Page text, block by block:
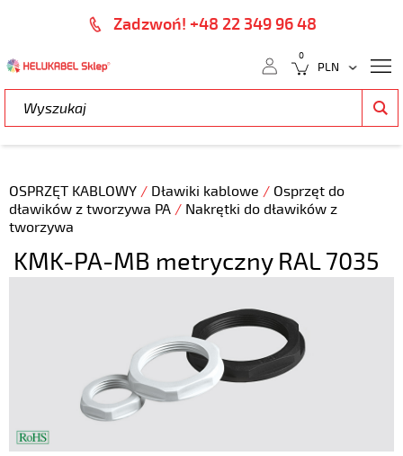
Zadzwoń! +48 22 349 96 48
0
OSPRZĘT KABLOWY / Dławiki kablowe / Osprzęt do
dławików z tworzywa PA / Nakrętki do dławików z
tworzywa
KMK-PA-MB metryczny RAL 7035